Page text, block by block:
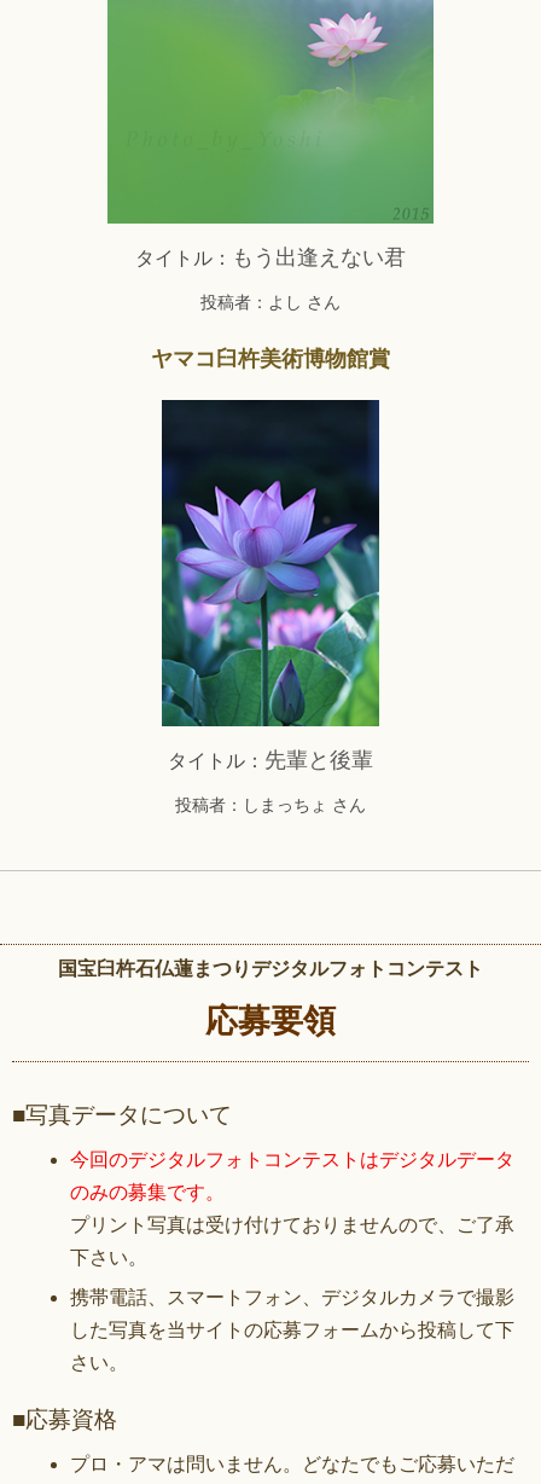
タイトル： もう出逢えない君
投稿者：よし さん
ヤマコ臼杵美術博物館賞
タイトル： 先輩と後輩
投稿者：しまっちょ さん
国宝臼杵石仏蓮まつりデジタルフォトコンテスト
応募要領
■写真データについて
今回のデジタルフォトコンテストはデジタルデータ
のみの募集です。
プリント写真は受け付けておりませんので、ご了承
下さい。
携帯電話、スマートフォン、デジタルカメラで撮影
した写真を当サイトの応募フォームから投稿して下
さい。
■応募資格
プロ・アマは問いません。どなたでもご応募いただ